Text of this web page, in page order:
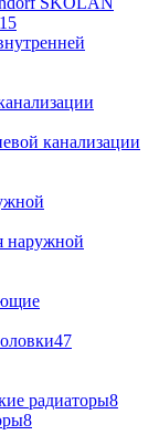
15
канализации
наружной
47
радиаторы8
8